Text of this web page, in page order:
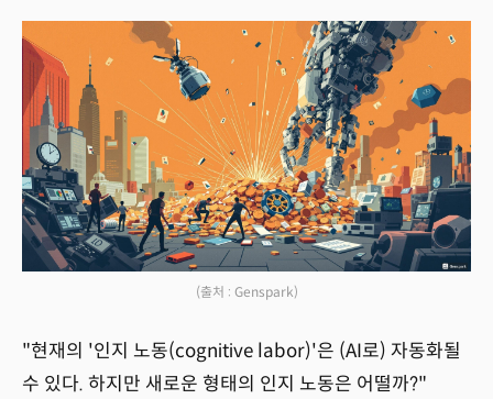
(출처 : Genspark)
"현재의 '인지 노동(cognitive labor)'은 (AI로) 자동화될
수 있다. 하지만 새로운 형태의 인지 노동은 어떨까?"